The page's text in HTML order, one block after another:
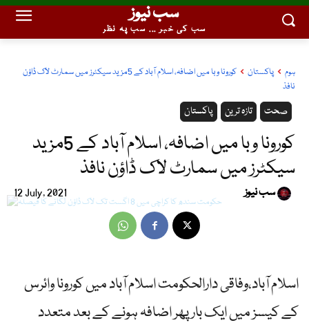
سب نیوز
سب کی خبر ... سب پہ نظر
ہوم پاکستان
کورونا وبا میں اضافہ، اسلام آباد کے 5مزید سیکٹرز میں سمارٹ لاک ڈاؤن
نافذ
پاکستان تازہ ترین صحت
کورونا وبا میں اضافہ، اسلام آباد کے 5مزید
سیکٹرز میں سمارٹ لاک ڈاؤن نافذ
12 July, 2021 سب نیوز
اسلام آباد،وفاقی دارالحکومت اسلام آباد میں کورونا وائرس
کے کیسز میں ایک بار پھر اضافہ ہونے کے بعد متعدد